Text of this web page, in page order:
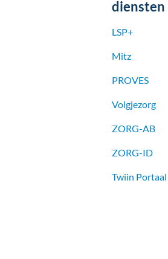
diensten
LSP+
Mitz
PROVES
Volgjezorg
ZORG-AB
ZORG-ID
Twiin Portaal